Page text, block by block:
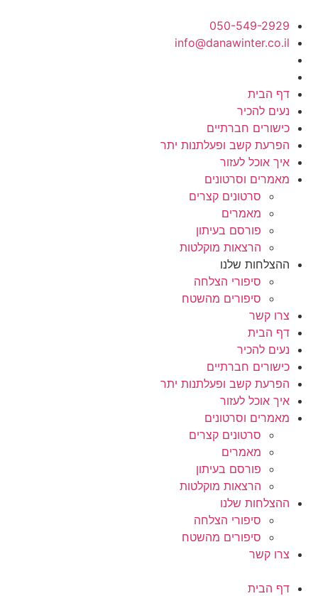
050-549-2929
info@danawinter.co.il
דף הבית
נעים להכיר
כישורים חברתיים
הפרעת קשב ופעלתנות יתר
איך אוכל לעזור
מאמרים וסרטונים
סרטונים קצרים
מאמרים
פורסם בעיתון
הרצאות מוקלטות
ההצלחות שלנו
סיפורי הצלחה
סיפורים מהשטח
צרו קשר
דף הבית
נעים להכיר
כישורים חברתיים
הפרעת קשב ופעלתנות יתר
איך אוכל לעזור
מאמרים וסרטונים
סרטונים קצרים
מאמרים
פורסם בעיתון
הרצאות מוקלטות
ההצלחות שלנו
סיפורי הצלחה
סיפורים מהשטח
צרו קשר
דף הבית